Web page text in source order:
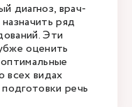
диагноз, врач-
ряд
Эти
оценить
видах
речь